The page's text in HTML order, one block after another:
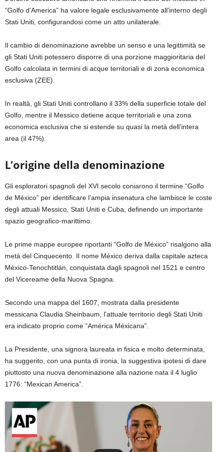
“Golfo d’America” ha valore legale esclusivamente all’interno degli
Stati Uniti, configurandosi come un atto unilaterale.
Il cambio di denominazione avrebbe un senso e una legittimità se
gli Stati Uniti potessero disporre di una porzione maggioritaria del
Golfo calcolata in termini di acque territoriali e di zona economica
esclusiva (ZEE).
In realtà, gli Stati Uniti controllano il 33% della superficie totale del
Golfo, mentre il Messico detiene acque territoriali e una zona
economica esclusiva che si estende su quasi la metà dell’intera
area (il 47%).
L’origine della denominazione
Gli esploratori spagnoli del XVI secolo coniarono il termine “Golfo
de México” per identificare l’ampia insenatura che lambisce le coste
degli attuali Messico, Stati Uniti e Cuba, definendo un importante
spazio geografico-marittimo.
Le prime mappe europee riportanti “Golfo de México” risalgono alla
metà del Cinquecento. Il nome México deriva dalla capitale azteca
México-Tenochtitlán, conquistata dagli spagnoli nel 1521 e centro
del Vicereame della Nuova Spagna.
Secondo una mappa del 1607, mostrata dalla presidente
messicana Claudia Sheinbaum, l’attuale territorio degli Stati Uniti
era indicato proprio come “América Méxicana”.
La Presidente, una signora laureata in fisica e molto determinata,
ha suggerito, con una punta di ironia, la suggestiva ipotesi di dare
piuttosto una nuova denominazione alla nazione nata il 4 luglio
1776: “Mexican America”.